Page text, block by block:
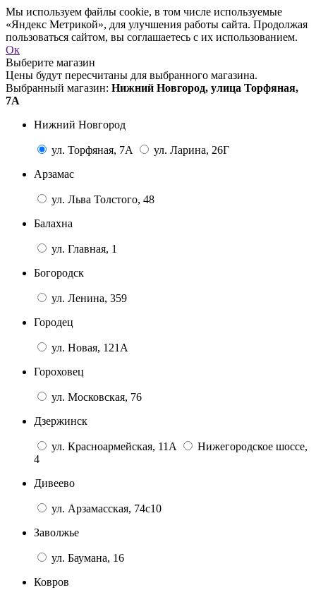
Мы используем файлы cookie, в том числе используемые
«Яндекс Метрикой», для улучшения работы сайта. Продолжая
пользоваться сайтом, вы соглашаетесь с их использованием.
Ок
Выберите магазин
Цены будут пересчитаны для выбранного магазина.
Выбранный магазин: Нижний Новгород, улица Торфяная,
7А
Нижний Новгород
ул. Торфяная, 7А
ул. Ларина, 26Г
Арзамас
ул. Льва Толстого, 48
Балахна
ул. Главная, 1
Богородск
ул. Ленина, 359
Городец
ул. Новая, 121А
Гороховец
ул. Московская, 76
Дзержинск
ул. Красноармейская, 11А
Нижегородское шоссе,
4
Дивеево
ул. Арзамасская, 74с10
Заволжье
ул. Баумана, 16
Ковров